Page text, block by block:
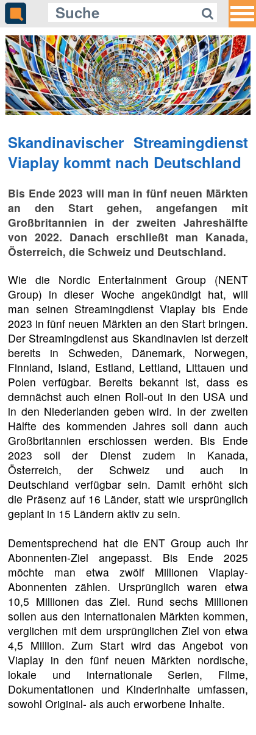
Skandinavischer Streamingdienst
Viaplay kommt nach Deutschland
Bis Ende 2023 will man in fünf neuen Märkten
an den Start gehen, angefangen mit
Großbritannien in der zweiten Jahreshälfte
von 2022. Danach erschließt man Kanada,
Österreich, die Schweiz und Deutschland.
Wie die Nordic Entertainment Group (NENT
Group) in dieser Woche angekündigt hat, will
man seinen Streamingdienst Viaplay bis Ende
2023 in fünf neuen Märkten an den Start bringen.
Der Streamingdienst aus Skandinavien ist derzeit
bereits in Schweden, Dänemark, Norwegen,
Finnland, Island, Estland, Lettland, Littauen und
Polen verfügbar. Bereits bekannt ist, dass es
demnächst auch einen Roll-out in den USA und
in den Niederlanden geben wird. In der zweiten
Hälfte des kommenden Jahres soll dann auch
Großbritannien erschlossen werden. Bis Ende
2023 soll der Dienst zudem in Kanada,
Österreich, der Schweiz und auch in
Deutschland verfügbar sein. Damit erhöht sich
die Präsenz auf 16 Länder, statt wie ursprünglich
geplant in 15 Ländern aktiv zu sein.
Dementsprechend hat die ENT Group auch ihr
Abonnenten-Ziel angepasst. Bis Ende 2025
möchte man etwa zwölf Millionen Viaplay-
Abonnenten zählen. Ursprünglich waren etwa
10,5 Millionen das Ziel. Rund sechs Millionen
sollen aus den internationalen Märkten kommen,
verglichen mit dem ursprünglichen Ziel von etwa
4,5 Million. Zum Start wird das Angebot von
Viaplay in den fünf neuen Märkten nordische,
lokale und internationale Serien, Filme,
Dokumentationen und Kinderinhalte umfassen,
sowohl Original- als auch erworbene Inhalte.